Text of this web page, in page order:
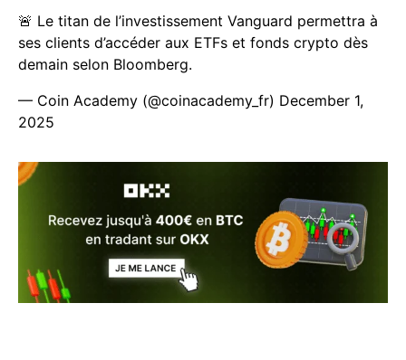
🚨 Le titan de l’investissement Vanguard permettra à
ses clients d’accéder aux ETFs et fonds crypto dès
demain selon Bloomberg.
— Coin Academy (@coinacademy_fr) December 1,
2025